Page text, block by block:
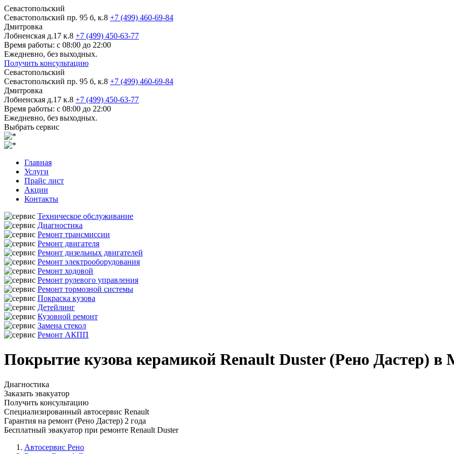
Севастопольский
Севастопольский пр. 95 б, к.8 +7 (499) 460-69-84
Дмитровка
Лобненская д.17 к.8 +7 (499) 450-63-77
Время работы: с 08:00 до 22:00
Ежедневно, без выходных.
Получить консультацию
Севастопольский
Севастопольский пр. 95 б, к.8 +7 (499) 460-69-84
Дмитровка
Лобненская д.17 к.8 +7 (499) 450-63-77
Время работы: с 08:00 до 22:00
Ежедневно, без выходных.
Выбрать сервис
Главная
Услуги
Прайс лист
Акции
Контакты
Техническое обслуживание
Диагностика
Ремонт трансмиссии
Ремонт двигателя
Ремонт дизельных двигателей
Ремонт электрооборудования
Ремонт ходовой
Ремонт рулевого управления
Ремонт тормозной системы
Покраска кузова
Детейлинг
Кузовной ремонт
Замена стекол
Ремонт АКПП
Покрытие кузова керамикой Renault Duster (Рено Дастер) в
Диагностика
Заказать эвакуатор
Получить консультацию
Специализированный автосервис Renault
Гарантия на ремонт (Рено Дастер) 2 года
Бесплатный эвакуатор при ремонте Renault Duster
Автосервис Рено